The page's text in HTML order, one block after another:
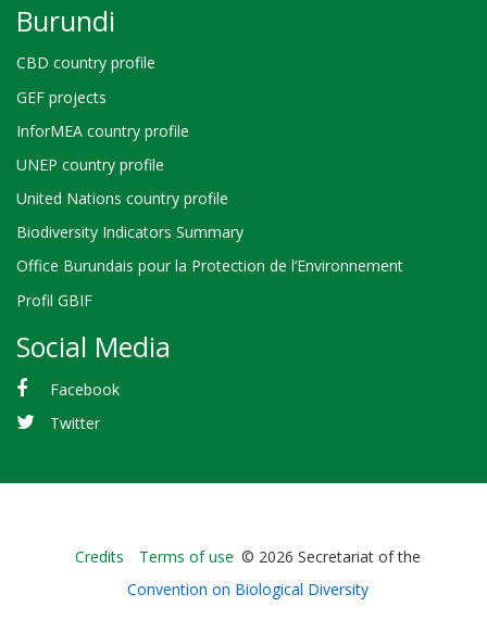
Burundi
CBD country profile
GEF projects
InforMEA country profile
UNEP country profile
United Nations country profile
Biodiversity Indicators Summary
Office Burundais pour la Protection de l’Environnement
Profil GBIF
Social Media
Facebook
Twitter
Bioland
-
Credits Terms of use © 2026 Secretariat of the
Convention on Biological Diversity